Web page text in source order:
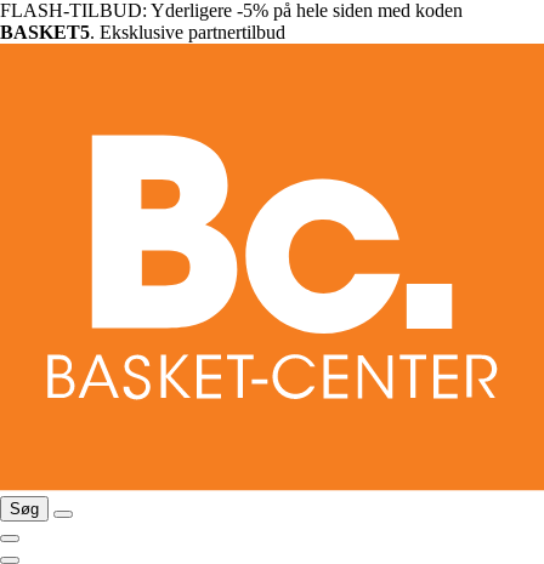
FLASH-TILBUD: Yderligere -5% på hele siden med koden
BASKET5. Eksklusive partnertilbud
Søg